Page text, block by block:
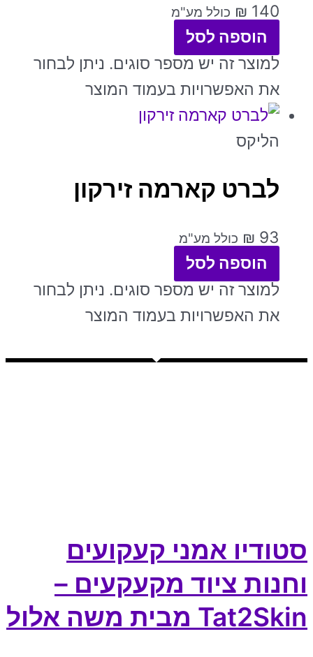
₪ 140 כולל מע"מ
הוספה לסל
למוצר זה יש מספר סוגים. ניתן לבחור
את האפשרויות בעמוד המוצר
הליקס
לברט קארמה זירקון
₪ 93 כולל מע"מ
הוספה לסל
למוצר זה יש מספר סוגים. ניתן לבחור
את האפשרויות בעמוד המוצר
סטודיו אמני קעקועים
וחנות ציוד מקעקעים –
Tat2Skin מבית משה אלול